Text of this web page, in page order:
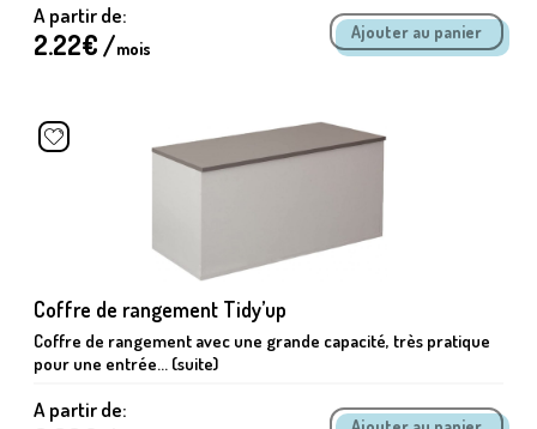
A partir de:
2.22€ /mois
Coffre de rangement Tidy’up
Coffre de rangement avec une grande capacité, très pratique
pour une entrée... (suite)
A partir de: